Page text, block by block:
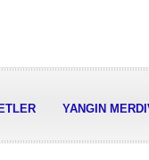
YANGIN